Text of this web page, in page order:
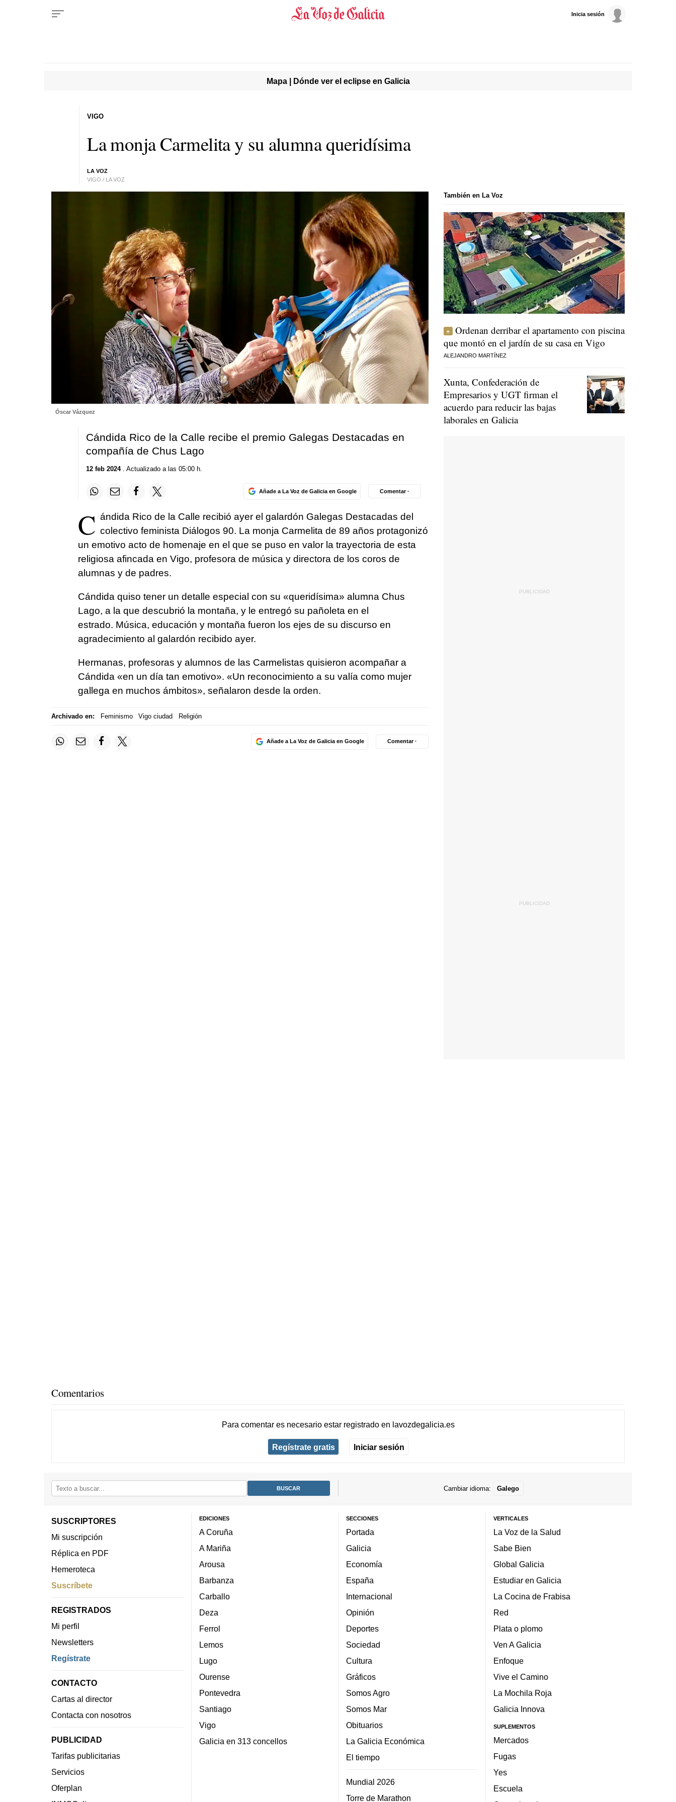
Inicia sesión
Mapa | Dónde ver el eclipse en Galicia
La monja Carmelita y su alumna queridísima
LA VOZ
VIGO / LA VOZ
VIGO
Óscar Vázquez
Cándida Rico de la Calle recibe el premio Galegas Destacadas en
compañía de Chus Lago
12 feb 2024. Actualizado a las 05:00 h.
Añade a La Voz de Galicia en Google Comentar ·
C ándida Rico de la Calle recibió ayer el galardón Galegas Destacadas del
colectivo feminista Diálogos 90. La monja Carmelita de 89 años protagonizó
un emotivo acto de homenaje en el que se puso en valor la trayectoria de esta
religiosa afincada en Vigo, profesora de música y directora de los coros de
alumnas y de padres.
Cándida quiso tener un detalle especial con su «queridísima» alumna Chus
Lago, a la que descubrió la montaña, y le entregó su pañoleta en el
estrado. Música, educación y montaña fueron los ejes de su discurso en
agradecimiento al galardón recibido ayer.
Hermanas, profesoras y alumnos de las Carmelistas quisieron acompañar a
Cándida «en un día tan emotivo». «Un reconocimiento a su valía como mujer
gallega en muchos ámbitos», señalaron desde la orden.
Archivado en: Feminismo Vigo ciudad Religión
Añade a La Voz de Galicia en Google Comentar ·
También en La Voz
Ordenan derribar el apartamento con piscina
que montó en el jardín de su casa en Vigo
ALEJANDRO MARTÍNEZ
Xunta, Confederación de
Empresarios y UGT firman el
acuerdo para reducir las bajas
laborales en Galicia
Comentarios
Para comentar es necesario estar registradoen lavozdegalicia.es
Regístrate gratis Iniciar sesión
Cambiar idioma: Galego
SUSCRIPTORES
Mi suscripción
Réplica en PDF
Hemeroteca
Suscríbete
REGISTRADOS
Mi perfil
Newsletters
Regístrate
CONTACTO
Cartas al director
Contacta con nosotros
PUBLICIDAD
Tarifas publicitarias
Servicios
Oferplan
EDICIONES
A Coruña
A Mariña
Arousa
Barbanza
Carballo
Deza
Ferrol
Lemos
Lugo
Ourense
Pontevedra
Santiago
Vigo
Galicia en 313 concellos
SECCIONES
Portada
Galicia
Economía
España
Internacional
Opinión
Deportes
Sociedad
Cultura
Gráficos
Somos Agro
Somos Mar
Obituarios
La Galicia Económica
El tiempo
Mundial 2026
Torre de Marathon
VERTICALES
La Voz de la Salud
Sabe Bien
Global Galicia
Estudiar en Galicia
La Cocina de Frabisa
Red
Plata o plomo
Ven A Galicia
Enfoque
Vive el Camino
La Mochila Roja
Galicia Innova
SUPLEMENTOS
Mercados
Fugas
Yes
Escuela